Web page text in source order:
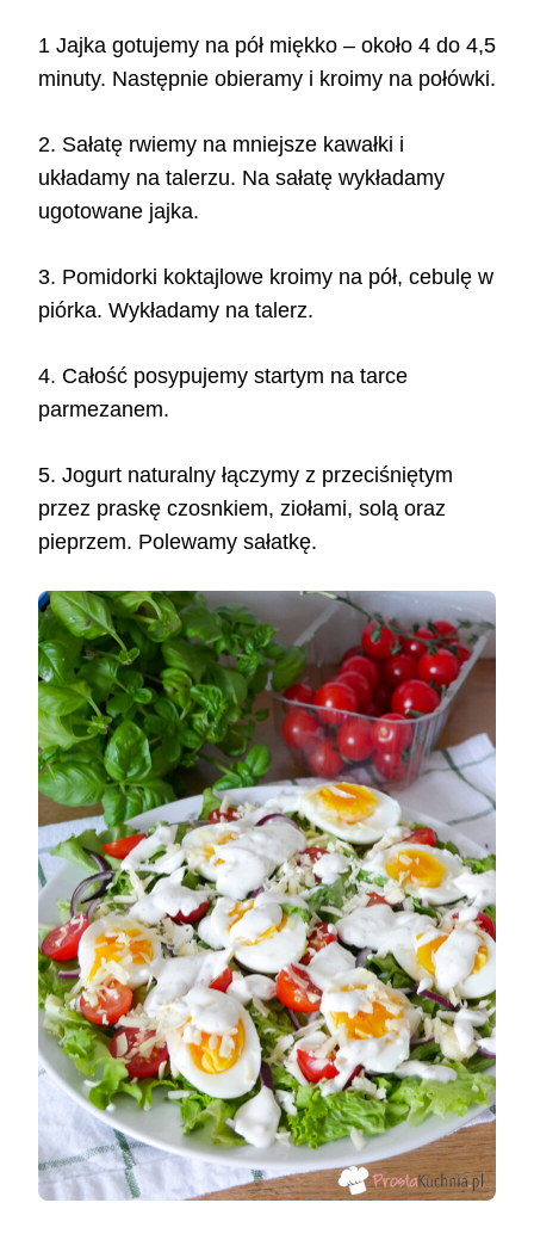
1 Jajka gotujemy na pół miękko – około 4 do 4,5
minuty. Następnie obieramy i kroimy na połówki.
2. Sałatę rwiemy na mniejsze kawałki i
układamy na talerzu. Na sałatę wykładamy
ugotowane jajka.
3. Pomidorki koktajlowe kroimy na pół, cebulę w
piórka. Wykładamy na talerz.
4. Całość posypujemy startym na tarce
parmezanem.
5. Jogurt naturalny łączymy z przeciśniętym
przez praskę czosnkiem, ziołami, solą oraz
pieprzem. Polewamy sałatkę.